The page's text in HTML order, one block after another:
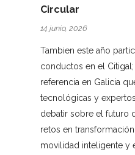
Circular
14 junio, 2026
Tambien este año
conductos en el
referencia en Galicia
tecnológicas y
debatir sobre el futuro
retos en
movilidad inteligente y